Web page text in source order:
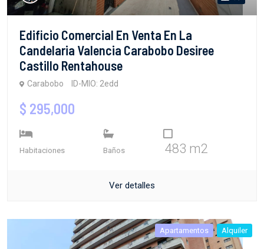
Edificio Comercial En Venta En La
Candelaria Valencia Carabobo Desiree
Castillo Rentahouse
Carabobo ID-MIO: 2edd
$ 295,000
Habitaciones Baños 483 m2
Ver detalles
Apartamentos Alquiler